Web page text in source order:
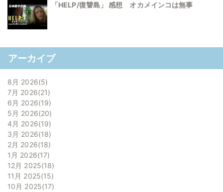
「HELP/復讐島」 感想 オカメインコは無事
アーカイブ
8月 2026 5
7月 2026 21
6月 2026 19
5月 2026 20
4月 2026 19
3月 2026 18
2月 2026 18
1月 2026 17
12月 2025 18
11月 2025 15
10月 2025 17